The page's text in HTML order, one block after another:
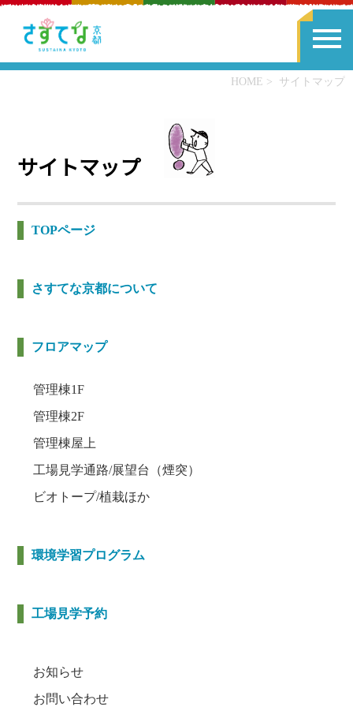
HOME サイトマップ
サイトマップ
TOPページ
さすてな京都について
フロアマップ
管理棟1F
管理棟2F
管理棟屋上
工場見学通路/展望台（煙突）
ビオトープ/植栽ほか
環境学習プログラム
工場見学予約
お知らせ
お問い合わせ